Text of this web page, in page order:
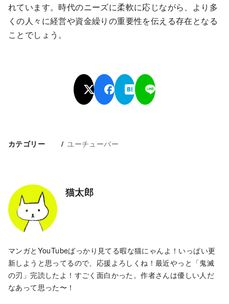
れています。時代のニーズに柔軟に応じながら、より多
くの人々に経営や資金繰りの重要性を伝える存在となる
ことでしょう。
カテゴリー ユーチューバー
猫太郎
マンガとYouTubeばっかり見てる暇な猫にゃんよ！いっぱい更
新しようと思ってるので、応援よろしくね！最近やっと「鬼滅
の刃」完読したよ！すごく面白かった。作者さんは優しい人だ
なあって思った〜！